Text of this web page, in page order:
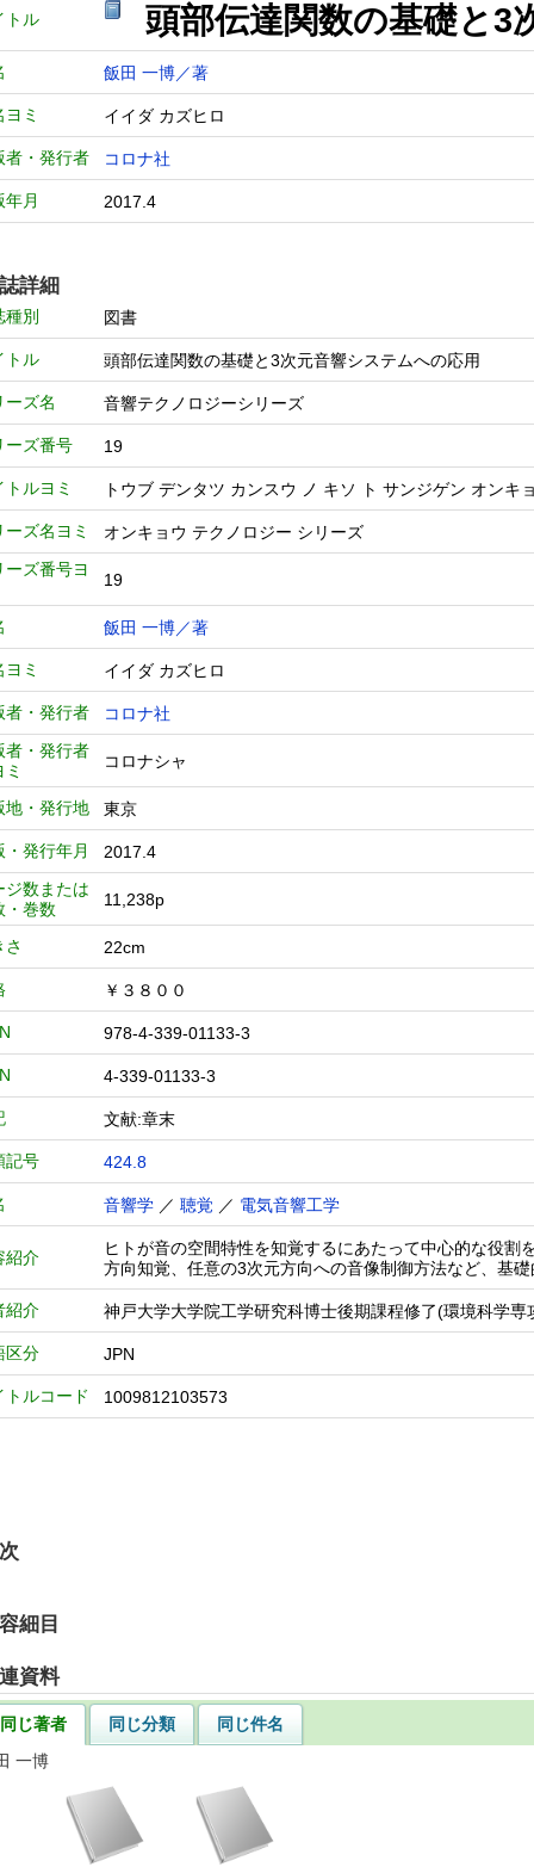
トル 頭部伝達関数の基礎と3
飯田 一博／著
ヨミ イイダ カズヒロ
者・発行者 コロナ社
年月 2017.4
詳細
種別 図書
トル 頭部伝達関数の基礎と3次元音響システムへの応用
ーズ名 音響テクノロジーシリーズ
ーズ番号 19
トルヨミ トウブ デンタツ カンスウ ノ キソ ト サンジゲン オンキ
ーズ名ヨミ
オンキョウ テクノロジー シリーズ
ーズ番号ヨ
19
飯田 一博／著
ヨミ イイダ カズヒロ
者・発行者
コロナ社
者・発行者
コロナシャ
地・発行地 東京
・発行年月
2017.4
ジ数または
・巻数
11,238p
さ 22cm
￥３８００
978-4-339-01133-3
4-339-01133-3
文献:章末
記号 424.8
音響学 ／ 聴覚 ／ 電気音響工学
紹介
ヒトが音の空間特性を知覚するにあたって中心的な役
方向知覚、任意の3次元方向への音像制御方法など、基
紹介 神戸大学大学院工学研究科博士後期課程修了(環境科学
区分 JPN
トルコード 1009812103573
細目
資料
同じ著者 同じ分類
同じ件名
一博